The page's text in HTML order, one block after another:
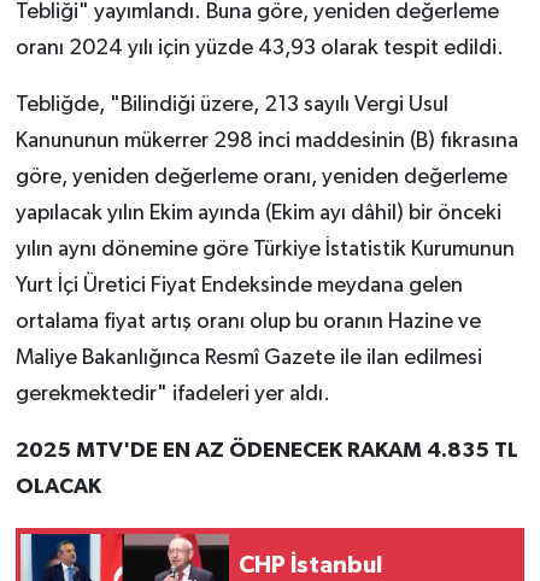
Tebliği" yayımlandı. Buna göre, yeniden değerleme
oranı 2024 yılı için yüzde 43,93 olarak tespit edildi.
Tebliğde, "Bilindiği üzere, 213 sayılı Vergi Usul
Kanununun mükerrer 298 inci maddesinin (B) fıkrasına
göre, yeniden değerleme oranı, yeniden değerleme
yapılacak yılın Ekim ayında (Ekim ayı dâhil) bir önceki
yılın aynı dönemine göre Türkiye İstatistik Kurumunun
Yurt İçi Üretici Fiyat Endeksinde meydana gelen
ortalama fiyat artış oranı olup bu oranın Hazine ve
Maliye Bakanlığınca Resmî Gazete ile ilan edilmesi
gerekmektedir" ifadeleri yer aldı.
2025 MTV'DE EN AZ ÖDENECEK RAKAM 4.835 TL
OLACAK
CHP İstanbul